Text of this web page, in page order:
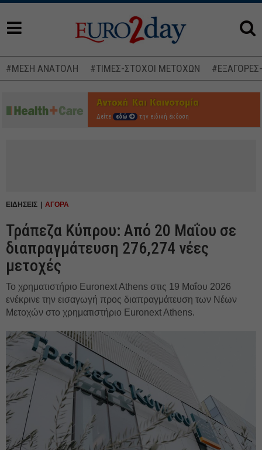
#ΜΕΣΗ ΑΝΑΤΟΛΗ #ΤΙΜΕΣ-ΣΤΟΧΟΙ ΜΕΤΟΧΩΝ
Δείτε εδώ την ειδική έκδοση
ΕΙΔΗΣΕΙΣ ΑΓΟΡΑ
Τράπεζα Κύπρου: Από 20 Μαΐου σε
διαπραγμάτευση 276,274 νέες
μετοχές
Το χρηματιστήριο Euronext Athens στις 19 Μαΐου 2026
ενέκρινε την εισαγωγή προς διαπραγμάτευση των Νέων
Μετοχών στο χρηματιστήριο Euronext Athens.